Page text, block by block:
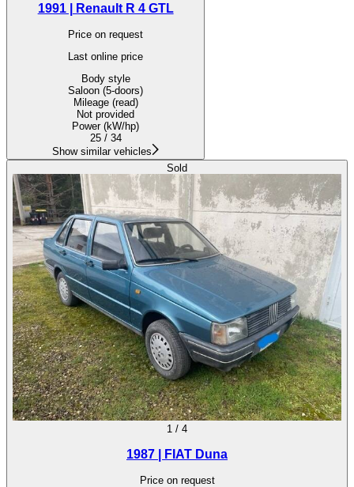
1991 | Renault R 4 GTL
Price on request
Last online price
Body style
Saloon (5-doors)
Mileage (read)
Not provided
Power (kW/hp)
25 / 34
Show similar vehicles
Sold
1 / 4
1987 | FIAT Duna
Price on request